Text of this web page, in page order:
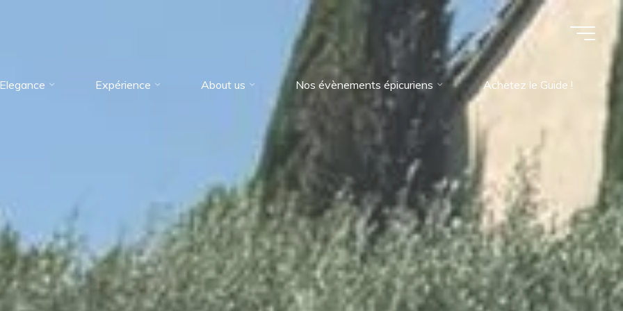
Elegance Expérience About us Nos évènements épicuriens Achetez le Guide !